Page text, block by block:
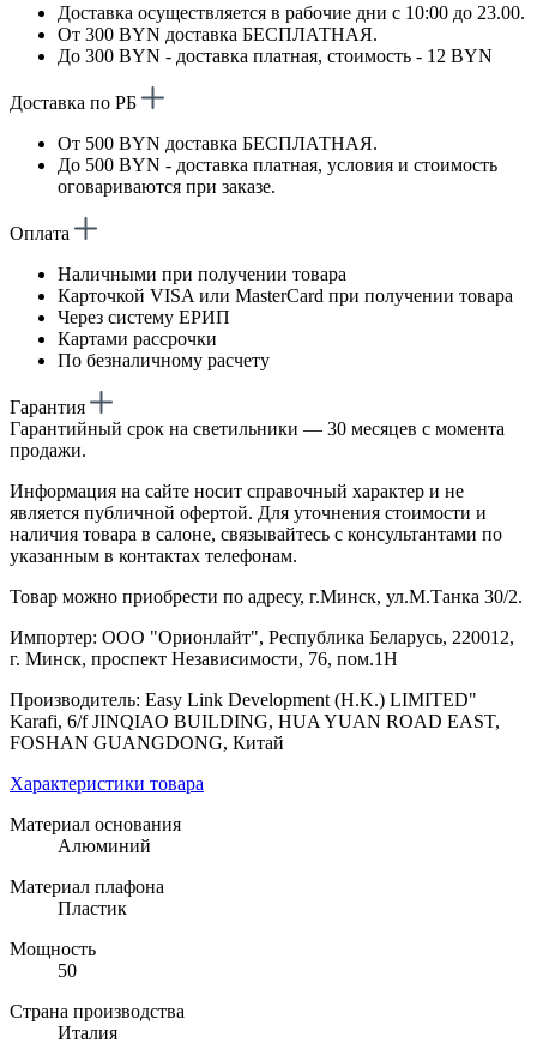
Доставка осуществляется в рабочие дни с 10:00 до 23.00.
От 300 BYN доставка БЕСПЛАТНАЯ.
До 300 BYN - доставка платная, стоимость - 12 BYN
Доставка по РБ
От 500 BYN доставка БЕСПЛАТНАЯ.
До 500 BYN - доставка платная, условия и стоимость
оговариваются при заказе.
Оплата
Наличными при получении товара
Карточкой VISA или MasterCard при получении товара
Через систему ЕРИП
Картами рассрочки
По безналичному расчету
Гарантия
Гарантийный срок на светильники — 30 месяцев с момента
продажи.
Информация на сайте носит справочный характер и не
является публичной офертой. Для уточнения стоимости и
наличия товара в салоне, связывайтесь с консультантами по
указанным в контактах телефонам.
Товар можно приобрести по адресу, г.Минск, ул.М.Танка 30/2.
Импортер: ООО "Орионлайт", Республика Беларусь, 220012,
г. Минск, проспект Независимости, 76, пом.1Н
Производитель: Easy Link Development (H.K.) LIMITED"
Karafi, 6/f JINQIAO BUILDING, HUA YUAN ROAD EAST,
FOSHAN GUANGDONG, Китай
Характеристики товара
Материал основания
Алюминий
Материал плафона
Пластик
Мощность
50
Страна производства
Италия